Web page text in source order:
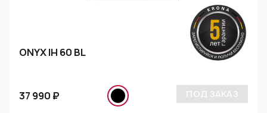
ONYX IH 60 BL
37 990 ₽ ПОД ЗАКАЗ